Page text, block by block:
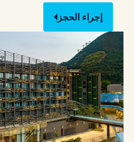
إجراء الحجز